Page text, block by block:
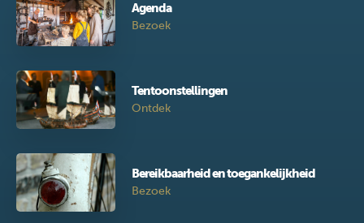
Agenda
Bezoek
Tentoonstellingen
Ontdek
Bereikbaarheid en toegankelijkheid
Bezoek